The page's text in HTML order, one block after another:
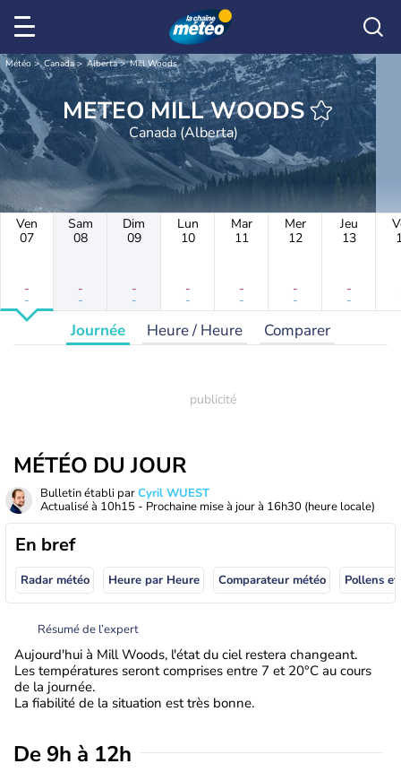
Météo Canada Alberta Mill Woods
METEO MILL WOODS
Canada (Alberta)
Ven
07
-
-
Sam
08
-
-
Dim
09
-
-
Lun
10
-
-
Mar
11
-
-
Mer
12
-
-
Jeu
13
-
-
Journée Heure / Heure Comparer
MÉTÉO DU JOUR
Bulletin établi parCyril WUEST
Actualisé à 10h15 - Prochaine mise à jour à 16h30 (heure locale)
En bref
Radar météo Heure par Heure Comparateur météo Pollens
Résumé de l’expert
Aujourd'hui à Mill Woods, l'état du ciel restera changeant.
Les températures seront comprises entre 7 et 20°C au cours
de la journée.
La fiabilité de la situation est très bonne.
De 9h à 12h